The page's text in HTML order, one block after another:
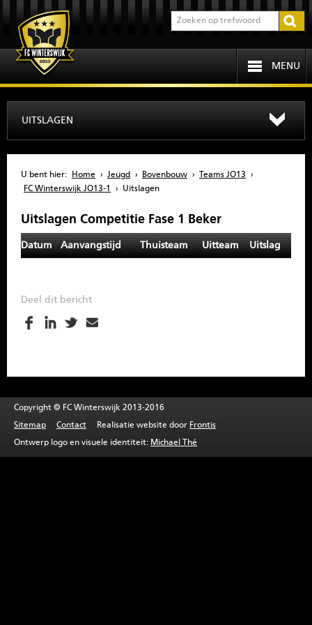
MENU
OVER FCW
INFORMATIE
SPONSOREN
MENU
UITSLAGEN
U bent hier: Home › Jeugd › Bovenbouw › Teams JO13
›
FC Winterswijk JO13-1
› Uitslagen
Uitslagen Competitie Fase 1 Beker
Datum Aanvangstijd Thuisteam Uitteam Uitslag
Deel dit bericht
Copyright © FC Winterswijk 2013-2016
Sitemap Contact Realisatie website door Frontis
Ontwerp logo en visuele identiteit: Michael Thé